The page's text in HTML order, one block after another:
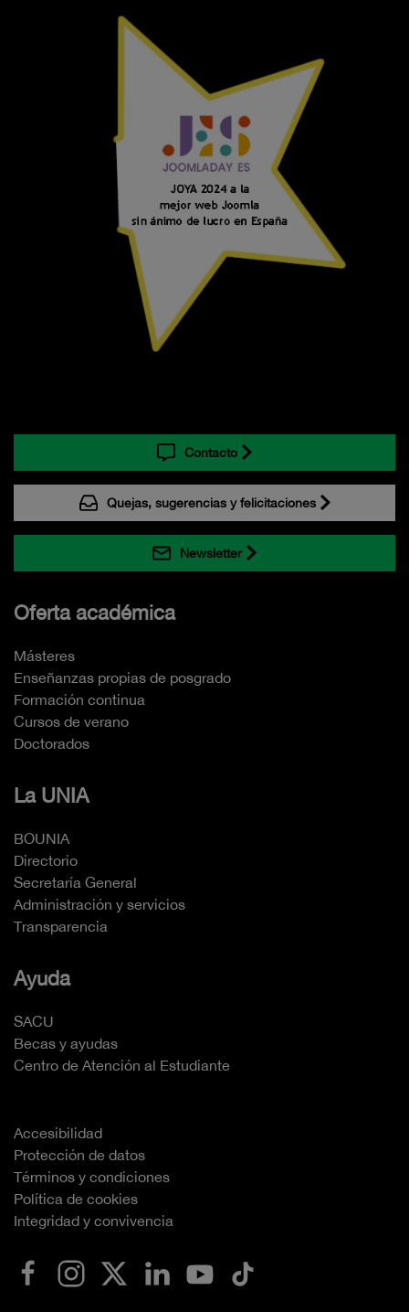
Contacto
Quejas, sugerencias y felicitaciones
Newsletter
Oferta académica
Másteres
Enseñanzas propias de posgrado
Formación continua
Cursos de verano
Doctorados
La UNIA
BOUNIA
Directorio
Secretaría General
Administración y servicios
Transparencia
Ayuda
SACU
Becas y ayudas
Centro de Atención al Estudiante
Accesibilidad
Protección de datos
Términos y condiciones
Política de cookies
Integridad y convivencia